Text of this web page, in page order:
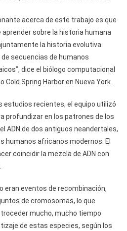
acerca de este trabajo es que
sobre la historia humana
la historia evolutiva
secuencias de humanos
dice el biólogo computacional
Cold Spring Harbor en Nueva York.
estudios recientes, el equipo utilizó
profundizar en los patrones de los
ADN de dos antiguos neandertales,
humanos africanos modernos. El
coincidir la mezcla de ADN con
eran eventos de recombinación,
de cromosomas, lo que
mucho, mucho tiempo
de estas especies, según los